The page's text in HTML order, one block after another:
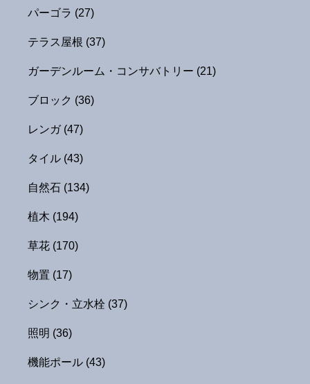
パーゴラ (27)
テラス屋根 (37)
ガーデンルーム・コンサバトリー (21)
ブロック (36)
レンガ (47)
タイル (43)
自然石 (134)
植木 (194)
草花 (170)
物置 (17)
シンク・立水栓 (37)
照明 (36)
機能ポール (43)